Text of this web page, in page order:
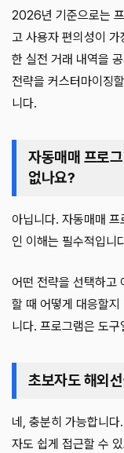
2026년 기준으로는
고 사용자 편의성이
한 실전 거래 내역을
전략을 커스터마이징
니다.
자동매매 프로
없나요?
아닙니다. 자동매매
인 이해는 필수적입니
어떤 전략을 선택하고
할 때 어떻게 대응할
니다. 프로그램은 도
초보자도 해외
네, 충분히 가능합니
자도 쉽게 접근할 수